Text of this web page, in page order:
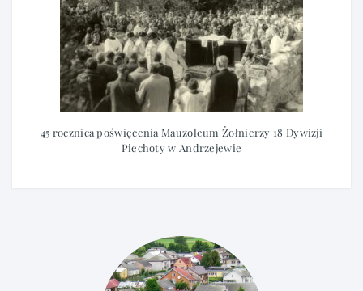
45 rocznica poświęcenia Mauzoleum Żołnierzy 18 Dywizji
Piechoty w Andrzejewie